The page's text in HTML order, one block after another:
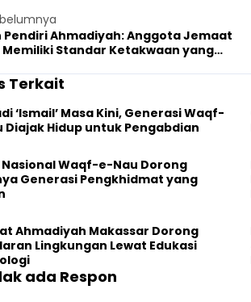
Pendiri Ahmadiyah: Anggota Jemaat
Memiliki Standar Ketakwaan yang
Terkait
‘Ismail’ Masa Kini, Generasi Waqf-
Diajak Hidup untuk Pengabdian
Waqf-e-Nau Dorong
Generasi Pengkhidmat yang
Ahmadiyah Makassar Dorong
Lingkungan Lewat Edukasi
ada Respon